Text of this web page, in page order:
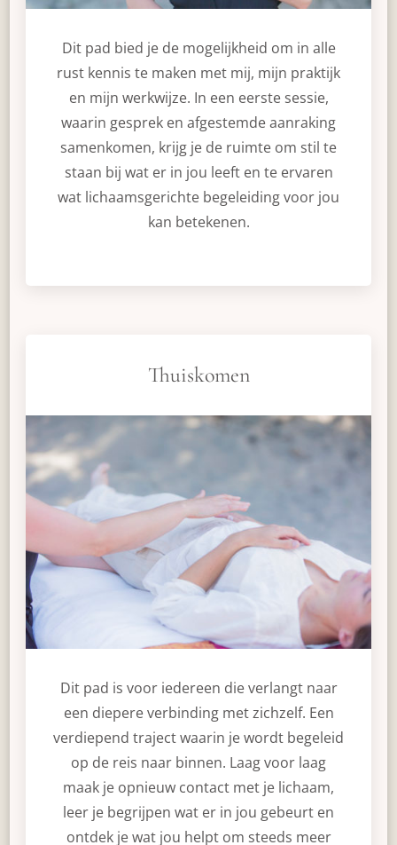
Dit pad bied je de mogelijkheid om in alle
rust kennis te maken met mij, mijn praktijk
en mijn werkwijze. In een eerste sessie,
waarin gesprek en afgestemde aanraking
samenkomen, krijg je de ruimte om stil te
staan bij wat er in jou leeft en te ervaren
wat lichaamsgerichte begeleiding voor jou
kan betekenen.
Thuiskomen
Dit pad is voor iedereen die verlangt naar
een diepere verbinding met zichzelf. Een
verdiepend traject waarin je wordt begeleid
op de reis naar binnen. Laag voor laag
maak je opnieuw contact met je lichaam,
leer je begrijpen wat er in jou gebeurt en
ontdek je wat jou helpt om steeds meer